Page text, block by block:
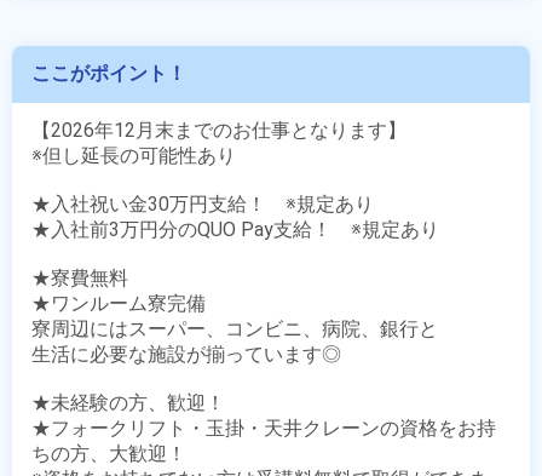
ここがポイント！
【2026年12月末までのお仕事となります】
※但し延長の可能性あり
★入社祝い金30万円支給！　※規定あり
★入社前3万円分のQUO Pay支給！　※規定あり
★寮費無料
★ワンルーム寮完備
寮周辺にはスーパー、コンビニ、病院、銀行と
生活に必要な施設が揃っています◎
★未経験の方、歓迎！
★フォークリフト・玉掛・天井クレーンの資格をお持
ちの方、大歓迎！